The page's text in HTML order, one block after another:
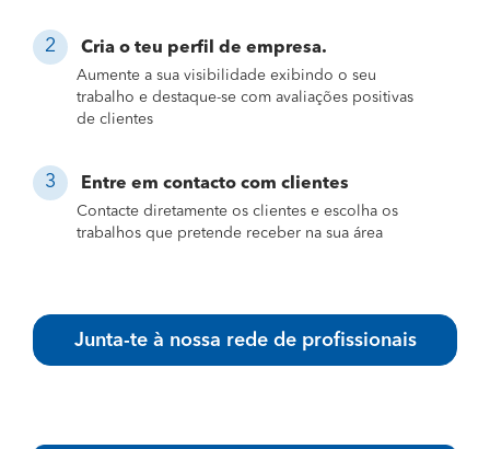
Cria o teu perfil de empresa.
Aumente a sua visibilidade exibindo o seu
trabalho e destaque-se com avaliações positivas
de clientes
Entre em contacto com clientes
Contacte diretamente os clientes e escolha os
trabalhos que pretende receber na sua área
Junta-te à nossa rede de profissionais